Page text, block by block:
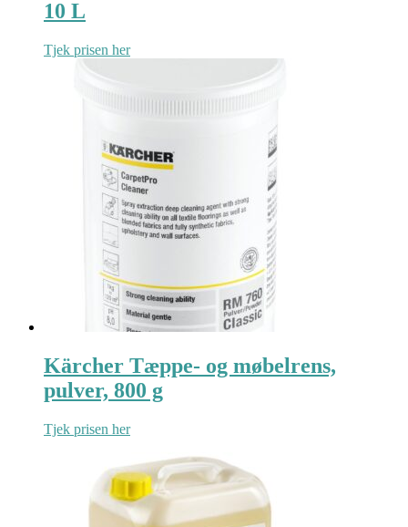
10 L
Tjek prisen her
Kärcher Tæppe- og møbelrens,
pulver, 800 g
Tjek prisen her